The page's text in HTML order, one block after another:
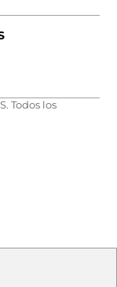
Todos los